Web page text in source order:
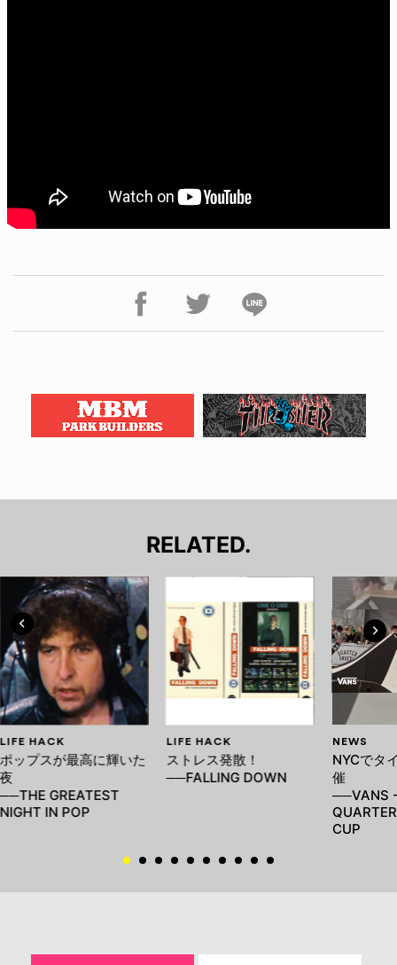
RELATED.
LIFE HACK
ポップスが最高に輝いた
夜
──THE GREATEST
NIGHT IN POP
LIFE HACK
ストレス発散！
──FALLING DOWN
NEWS
NYCでタ
催
──VANS
CUP